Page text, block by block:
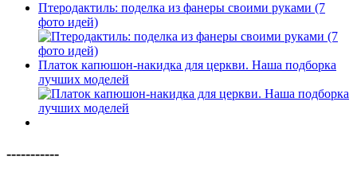
Птеродактиль: поделка из фанеры своими руками (7
фото идей)
Платок капюшон-накидка для церкви. Наша подборка
лучших моделей
-----------